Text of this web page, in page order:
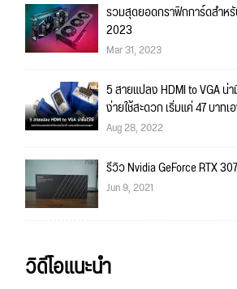
รวมสุดยอดกราฟิกการ์ดสำห
2023
Mar 31, 2023
5 สายแปลง HDMI to VGA
ง่ายใช้สะดวก เริ่มแค่ 47 บาทเ
Aug 28, 2022
รีวิว Nvidia GeForce RTX
Jun 9, 2021
วิดีโอแนะนำ